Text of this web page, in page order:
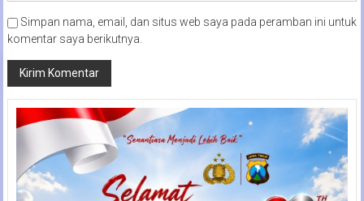
Simpan nama, email, dan situs web saya pada peramban ini untuk
komentar saya berikutnya.